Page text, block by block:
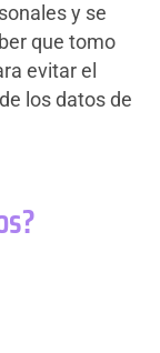
y se
que tomo
evitar el
los datos de